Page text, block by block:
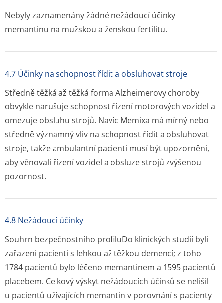
Nebyly zaznamenány žádné nežádoucí účinky
memantinu na mužskou a ženskou fertilitu.
4.7 Účinky na schopnost řídit a obsluhovat stroje
Středně těžká až těžká forma Alzheimerovy choroby
obvykle narušuje schopnost řízení motorových vozidel a
omezuje obsluhu strojů. Navíc Memixa má mírný nebo
středně významný vliv na schopnost řídit a obsluhovat
stroje, takže ambulantní pacienti musí být upozorněni,
aby věnovali řízení vozidel a obsluze strojů zvýšenou
pozornost.
4.8 Nežádoucí účinky
Souhrn bezpečnostního profiluDo klinických studií byli
zařazeni pacienti s lehkou až těžkou demencí; z toho
1784 pacientů bylo léčeno memantinem a 1595 pacientů
placebem. Celkový výskyt nežádoucích účinků se nelišil
u pacientů užívajících memantin v porovnání s pacienty